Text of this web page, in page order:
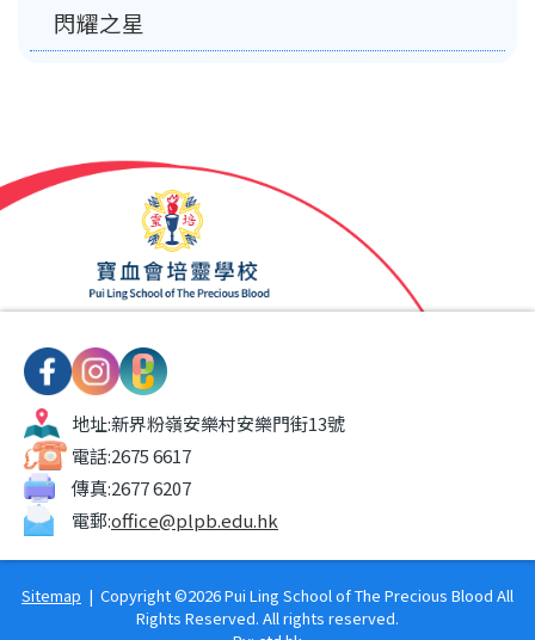
閃耀之星
地址:新界粉嶺安樂村安樂門街13號
電話:2675 6617
傳真:2677 6207
電郵:office@plpb.edu.hk
Sitemap | Copyright ©2026 Pui Ling School of The Precious Blood All
Rights Reserved. All rights reserved.